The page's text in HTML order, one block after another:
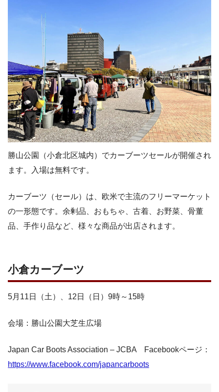
勝山公園（小倉北区城内）でカーブーツセールが開催され
ます。入場は無料です。
カーブーツ（セール）は、欧米で主流のフリーマーケット
の一形態です。余剰品、おもちゃ、古着、お野菜、骨董
品、手作り品など、様々な商品が出店されます。
小倉カーブーツ
5月11日（土）、12日（日）9時～15時
会場：勝山公園大芝生広場
Japan Car Boots Association – JCBA Facebookページ：
https://www.facebook.com/japancarboots